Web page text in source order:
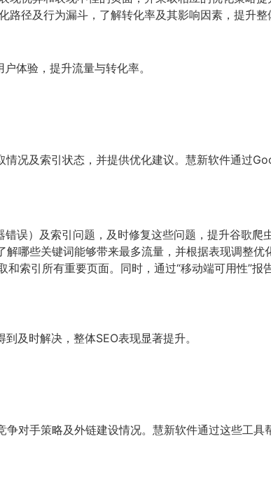
径及行为漏斗，了解转化率及其影响因素，提升整
体验，提升流量与转化率。
况及索引状态，并提供优化建议。慧新软件通过
误）及索引问题，及时修复这些问题，提升谷歌爬
哪些关键词能够带来最多流量，并根据表现调整优
索引所有重要页面。同时，通过“移动端可用性”报
及时解决，整体SEO表现显著提升。
对手策略及外链建设情况。慧新软件通过这些工具